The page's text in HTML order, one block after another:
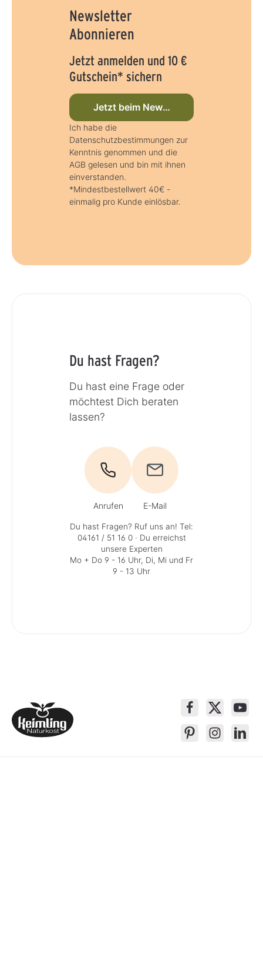
Newsletter
Abonnieren
Jetzt anmelden und 10 €
Gutschein* sichern
Jetzt beim Newsletter anmelden
Ich habe die
Datenschutzbestimmungen zur
Kenntnis genommen und die
AGB gelesen und bin mit ihnen
einverstanden.
*Mindestbestellwert 40€ -
einmalig pro Kunde einlösbar.
Du hast Fragen?
Du hast eine Frage oder
möchtest Dich beraten
lassen?
Anrufen E-Mail
Du hast Fragen? Ruf uns an! Tel:
04161 / 51 16 0· Du erreichst
unsere Experten
Mo + Do 9 - 16 Uhr, Di, Mi und Fr
9 - 13 Uhr